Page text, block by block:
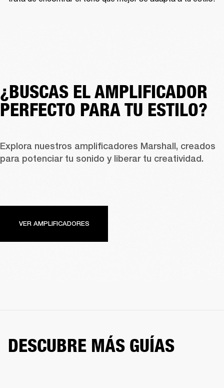
¿BUSCAS EL AMPLIFICADOR
PERFECTO PARA TU ESTILO?
Explora nuestros amplificadores Marshall, creados
para potenciar tu sonido y liberar tu creatividad.
VER AMPLIFICADORES
DESCUBRE MÁS GUÍAS